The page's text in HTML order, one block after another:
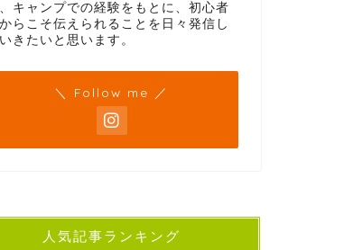
キャンプでの経験をもとに、初心者
らこそ伝えられることを日々発信し
きたいと思います。
＼ Follow me ／
人気記事ランキング